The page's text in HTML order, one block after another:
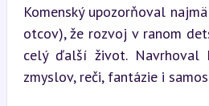
Komenský upozorňoval
otcov), že rozvoj v ranom
celý ďalší život. Navrhoval
zmyslov, reči, fantázie i